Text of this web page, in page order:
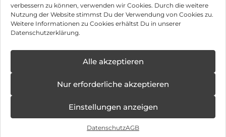
verbessern zu können, verwenden wir Cookies. Durch die weitere
Nutzung der Website stimmst Du der Verwendung von Cookies zu.
Weitere Informationen zu Cookies erhältst Du in unserer
Datenschutzerklärung.
Alle akzeptieren
Nur erforderliche akzeptieren
Einstellungen anzeigen
DatenschutzAGB
Impressum
Hinweis zur Batterieentsorgung
Newsletter
, Brodos AG – All Rights Reserved.